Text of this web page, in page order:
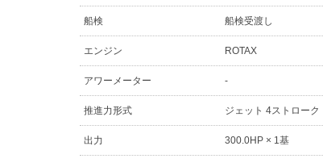
船検 船検受渡し
エンジン ROTAX
アワーメーター -
推進力形式 ジェット 4ストローク
出力 300.0HP × 1基